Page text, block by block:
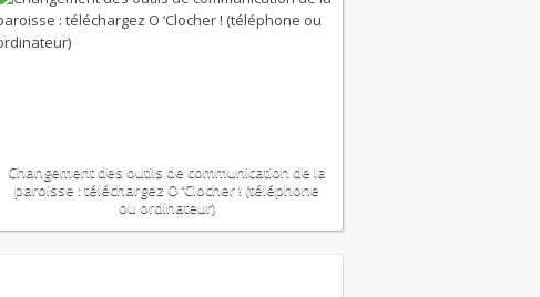
Changement des outils de communication de la
paroisse : téléchargez O ‘Clocher ! (téléphone
ou ordinateur)